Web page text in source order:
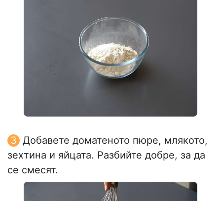
Добавете доматеното пюре, млякото,
зехтина и яйцата. Разбийте добре, за да
се смесят.